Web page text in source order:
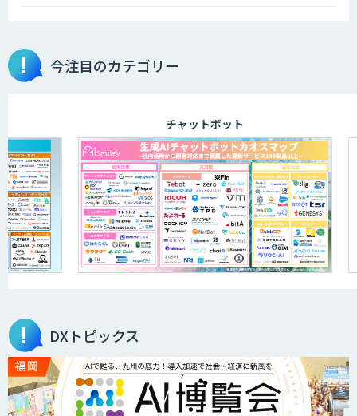
物品輸出から留学生・研究者のバックチ
ェックまで自動化。輸出管理
JOINT AI Flow byGMO
AIR-NEXUS
secondz Agentsense
今注目のカテゴリー
チャットボット
DXトピックス